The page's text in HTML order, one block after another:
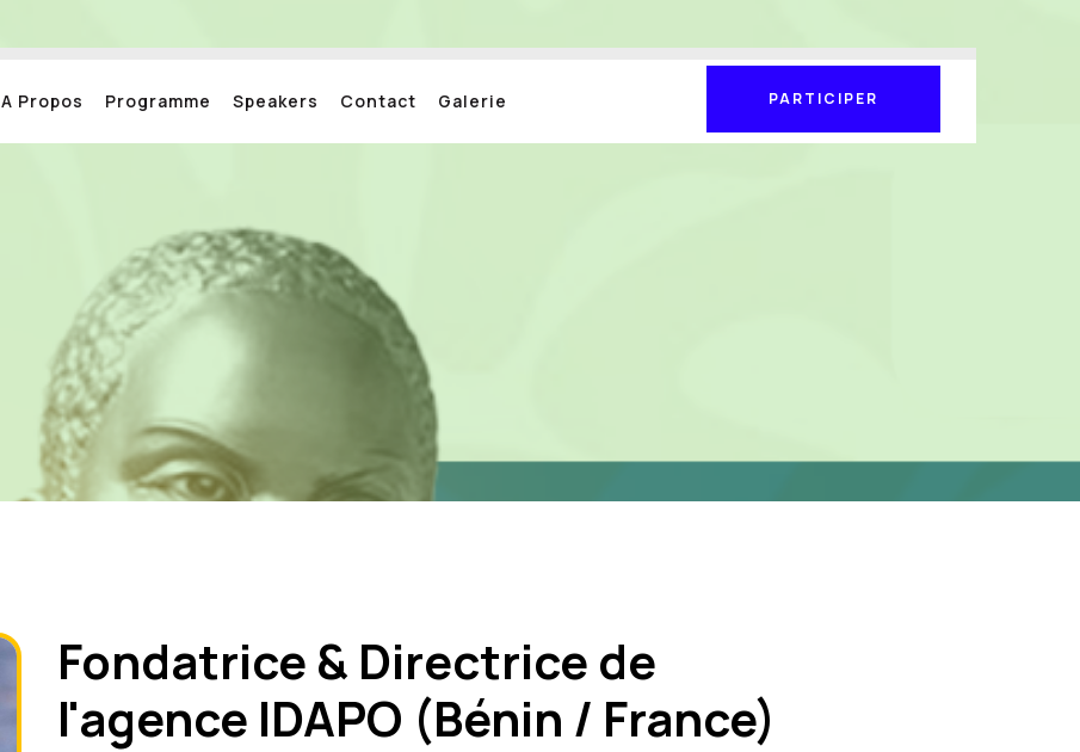
A Propos Programme Speakers Contact Galerie
PARTICIPER
Fondatrice & Directrice de
l'agence IDAPO (Bénin / France)